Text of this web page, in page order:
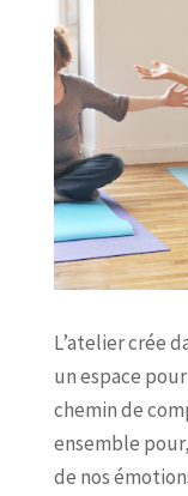
L’atelier crée
un espace
chemin de
ensemble
de nos